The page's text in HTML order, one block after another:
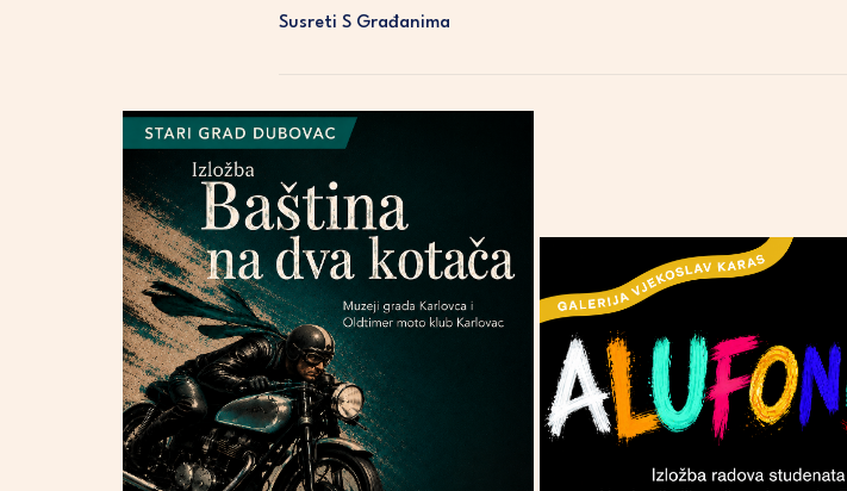
Susreti S Građanima